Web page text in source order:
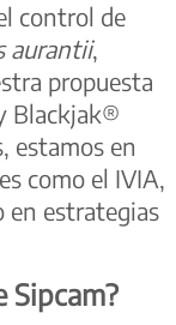
control de
aurantii,
propuesta
Blackjak®
estamos en
como el IVIA,
en estrategias
Sipcam?